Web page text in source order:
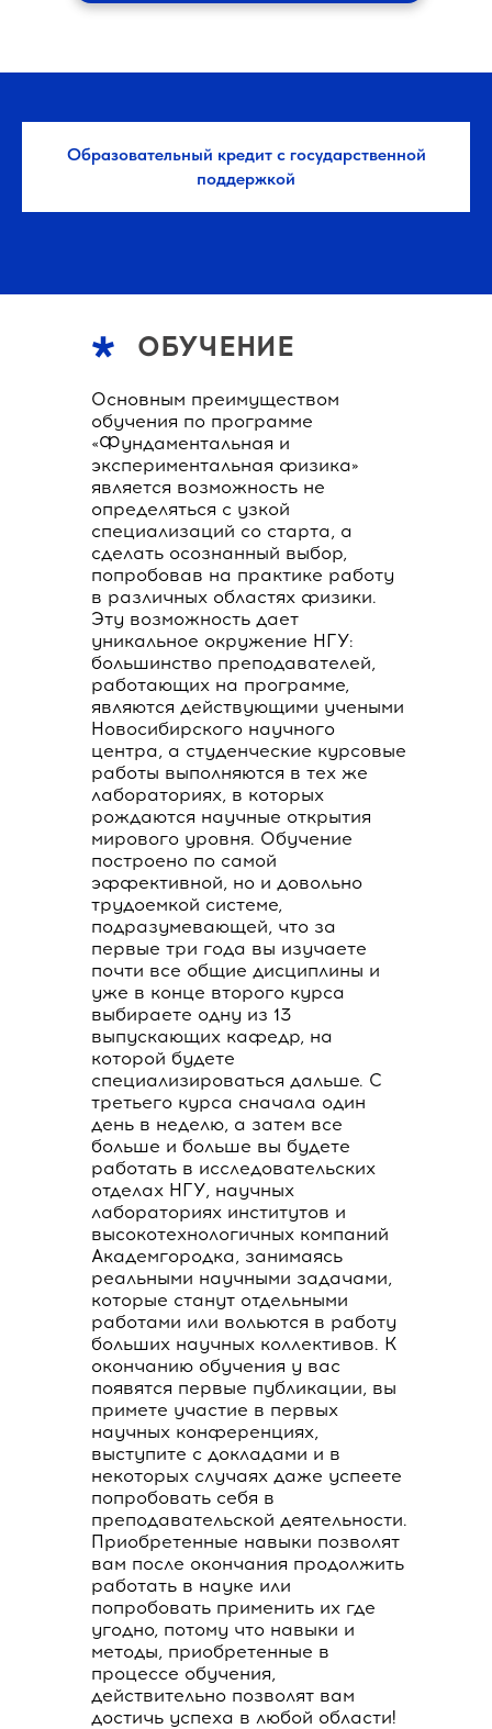
Образовательный кредит с государственной
поддержкой
ОБУЧЕНИЕ
Основным преимуществом
обучения по программе
«Фундаментальная и
экспериментальная физика»
является возможность не
определяться с узкой
специализаций со старта, а
сделать осознанный выбор,
попробовав на практике работу
в различных областях физики.
Эту возможность дает
уникальное окружение НГУ:
большинство преподавателей,
работающих на программе,
являются действующими учеными
Новосибирского научного
центра, а студенческие курсовые
работы выполняются в тех же
лабораториях, в которых
рождаются научные открытия
мирового уровня. Обучение
построено по самой
эффективной, но и довольно
трудоемкой системе,
подразумевающей, что за
первые три года вы изучаете
почти все общие дисциплины и
уже в конце второго курса
выбираете одну из 13
выпускающих кафедр, на
которой будете
специализироваться дальше. С
третьего курса сначала один
день в неделю, а затем все
больше и больше вы будете
работать в исследовательских
отделах НГУ, научных
лабораториях институтов и
высокотехнологичных компаний
Академгородка, занимаясь
реальными научными задачами,
которые станут отдельными
работами или вольются в работу
больших научных коллективов. К
окончанию обучения у вас
появятся первые публикации, вы
примете участие в первых
научных конференциях,
выступите с докладами и в
некоторых случаях даже успеете
попробовать себя в
преподавательской деятельности.
Приобретенные навыки позволят
вам после окончания продолжить
работать в науке или
попробовать применить их где
угодно, потому что навыки и
методы, приобретенные в
процессе обучения,
действительно позволят вам
достичь успеха в любой области!